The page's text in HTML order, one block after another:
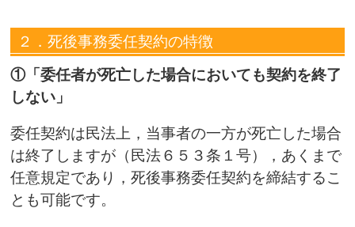
２．死後事務委任契約の特徴
①「委任者が死亡した場合においても契約を終了
しない」
委任契約は民法上，当事者の一方が死亡した場合
は終了しますが（民法６５３条１号），あくまで
任意規定であり，死後事務委任契約を締結するこ
とも可能です。